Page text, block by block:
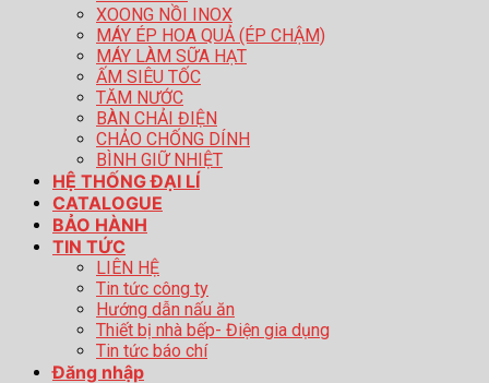
XOONG NỒI INOX
MÁY ÉP HOA QUẢ (ÉP CHẬM)
MÁY LÀM SỮA HẠT
ẤM SIÊU TỐC
TĂM NƯỚC
BÀN CHẢI ĐIỆN
CHẢO CHỐNG DÍNH
BÌNH GIỮ NHIỆT
HỆ THỐNG ĐẠI LÍ
CATALOGUE
BẢO HÀNH
TIN TỨC
LIÊN HỆ
Tin tức công ty
Hướng dẫn nấu ăn
Thiết bị nhà bếp- Điện gia dụng
Tin tức báo chí
Đăng nhập